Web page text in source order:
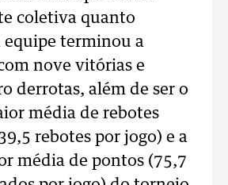
coletiva quanto
terminou a
nove vitórias e
derrotas, além de ser o
média de rebotes
rebotes por jogo) e a
média de pontos (75,7